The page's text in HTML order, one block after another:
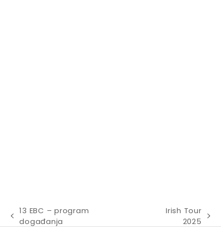
previous
13 EBC – program
događanja
Irish Tour
2025